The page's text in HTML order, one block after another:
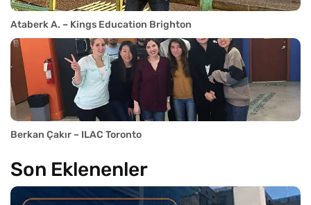
Ataberk A. – Kings Education Brighton
Berkan Çakır – ILAC Toronto
Son Eklenenler